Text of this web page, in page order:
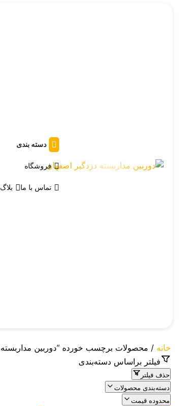
دسته بندی
فروشگاه
تماس با ما بلاگ
خانه / محصولات برچسب خورده “دوربین مداربسته Starlight فلزی”
فیلتر براساس دسته‌بندی
حذف فیلتر
دسته‌بندی محصولات
محدوده قیمت